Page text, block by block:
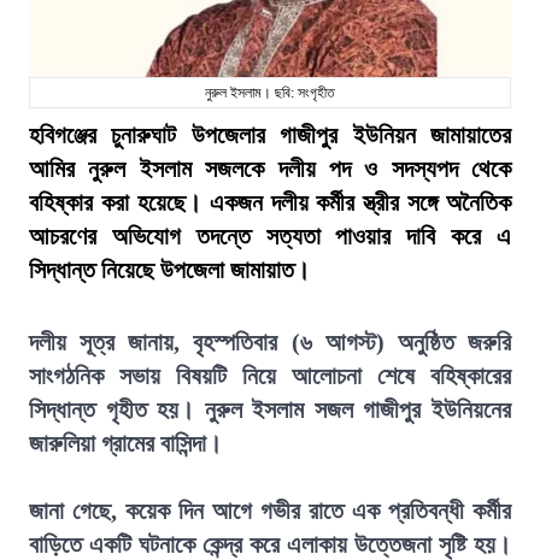
নুরুল ইসলাম। ছবি: সংগৃহীত
হবিগঞ্জের চুনারুঘাট উপজেলার গাজীপুর ইউনিয়ন জামায়াতের
আমির নুরুল ইসলাম সজলকে দলীয় পদ ও সদস্যপদ থেকে
বহিষ্কার করা হয়েছে। একজন দলীয় কর্মীর স্ত্রীর সঙ্গে অনৈতিক
আচরণের অভিযোগ তদন্তে সত্যতা পাওয়ার দাবি করে এ
সিদ্ধান্ত নিয়েছে উপজেলা জামায়াত।
দলীয় সূত্র জানায়, বৃহস্পতিবার (৬ আগস্ট) অনুষ্ঠিত জরুরি
সাংগঠনিক সভায় বিষয়টি নিয়ে আলোচনা শেষে বহিষ্কারের
সিদ্ধান্ত গৃহীত হয়। নুরুল ইসলাম সজল গাজীপুর ইউনিয়নের
জারুলিয়া গ্রামের বাসিন্দা।
জানা গেছে, কয়েক দিন আগে গভীর রাতে এক প্রতিবন্ধী কর্মীর
বাড়িতে একটি ঘটনাকে কেন্দ্র করে এলাকায় উত্তেজনা সৃষ্টি হয়।